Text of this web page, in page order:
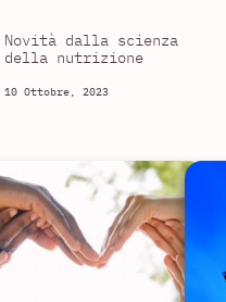
Novità dalla scienza
della nutrizione
10 Ottobre, 2023